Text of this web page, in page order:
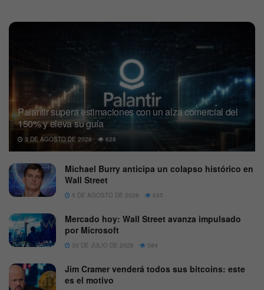
Palantir supera estimaciones con un alza comercial del
150% y eleva su guía
3 DE AGOSTO DE 2026 628
Michael Burry anticipa un colapso histórico en
Wall Street
5 DE AGOSTO DE 2026 635
Mercado hoy: Wall Street avanza impulsado
por Microsoft
30 DE JULIO DE 2026 584
Jim Cramer venderá todos sus bitcoins: este
es el motivo